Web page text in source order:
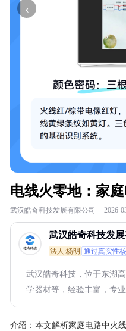
‹
电线火零地：家
武汉皓奇科技发展有限公司 · 2026-
武汉皓奇科技发展
法人:杨明 通过真实性
武汉皓奇科技，位于东湖
学器材等，经验丰富，专
介绍： 本文解析家庭电路中火